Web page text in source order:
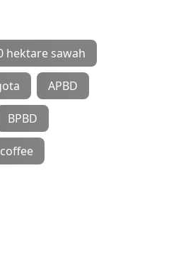
hektare sawah
APBD
BPBD
coffee